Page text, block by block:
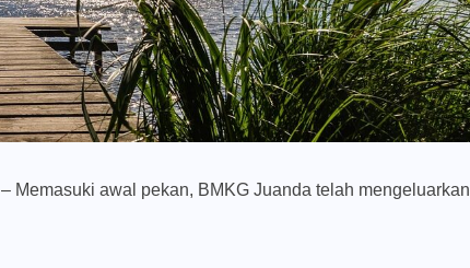
– Memasuki awal pekan, BMKG Juanda telah mengeluarkan